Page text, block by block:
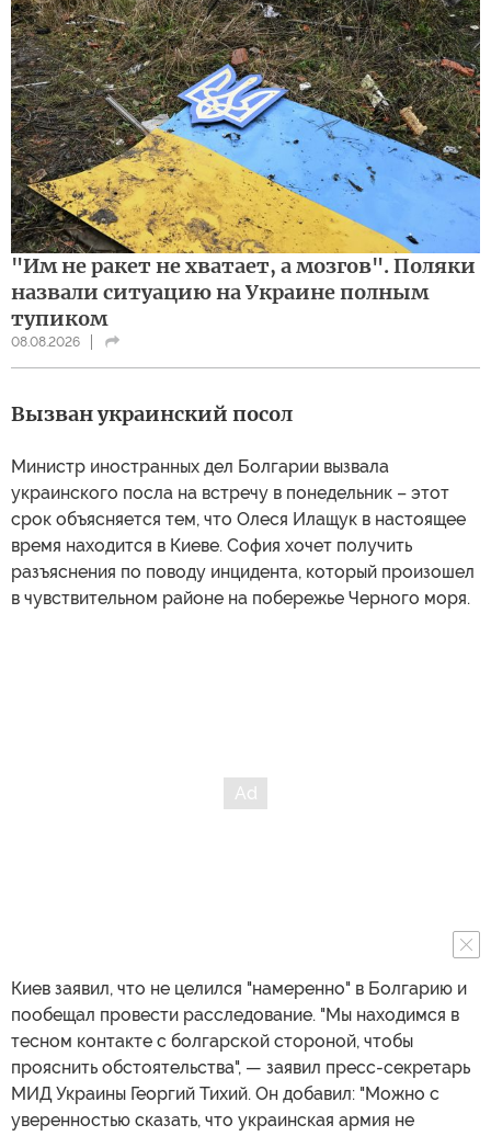
"Им не ракет не хватает, а мозгов". Поляки
назвали ситуацию на Украине полным
тупиком
08.08.2026
Вызван украинский посол
Министр иностранных дел Болгарии вызвала
украинского посла на встречу в понедельник – этот
срок объясняется тем, что Олеся Илащук в настоящее
время находится в Киеве. София хочет получить
разъяснения по поводу инцидента, который произошел
в чувствительном районе на побережье Черного моря.
Киев заявил, что не целился "намеренно" в Болгарию и
пообещал провести расследование. "Мы находимся в
тесном контакте с болгарской стороной, чтобы
прояснить обстоятельства", — заявил пресс-секретарь
МИД Украины Георгий Тихий. Он добавил: "Можно с
уверенностью сказать, что украинская армия не